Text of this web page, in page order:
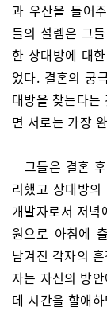
과 우산을 들어
들의 설렘은 그
한 상대방에 대
었다. 결혼의 궁
대방을 찾는다는
면 서로는 가장
그들은 결혼
리했고 상대방
개발자로서 저녁
원으로 아침에
남겨진 각자의
자는 자신의 방
데 시간을 할애